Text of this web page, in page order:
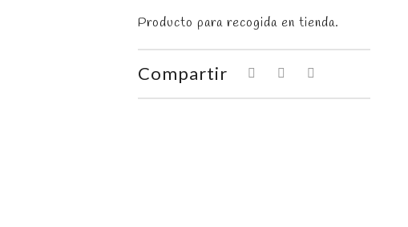
Producto para recogida en tienda.
Compartir